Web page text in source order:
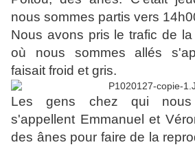
nous sommes partis vers
Nous avons pris le trafic de
où nous sommes allés
faisait froid et gris.
Les gens chez qui nous
s'appellent Emmanuel et
des ânes pour faire de la